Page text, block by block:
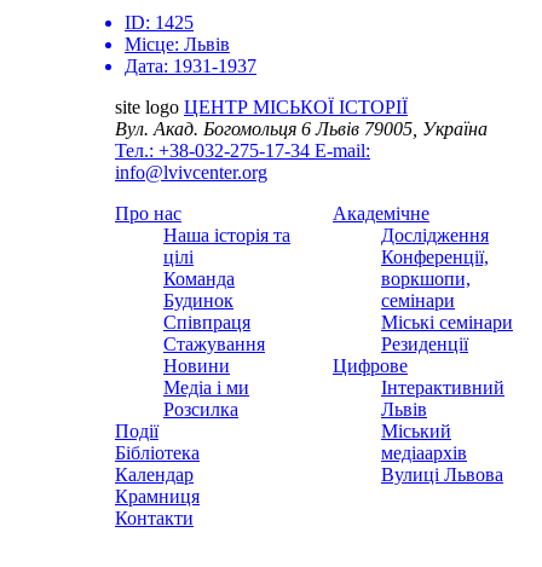
ID: 1425
Місце: Львів
Дата: 1931-1937
site logo ЦЕНТР МІСЬКОЇ ІСТОРІЇ
Вул. Акад. Богомольця 6Львів 79005, Україна
Тел.: +38-032-275-17-34 E-mail:
info@lvivcenter.org
Про нас
Наша історія та
цілі
Команда
Будинок
Співпраця
Стажування
Новини
Медіа і ми
Розсилка
Події
Бібліотека
Календар
Крамниця
Контакти
Академічне
Дослідження
Конференції,
воркшопи,
семінари
Міські семінари
Резиденції
Цифрове
Інтерактивний
Львів
Міський
медіаархів
Вулиці Львова